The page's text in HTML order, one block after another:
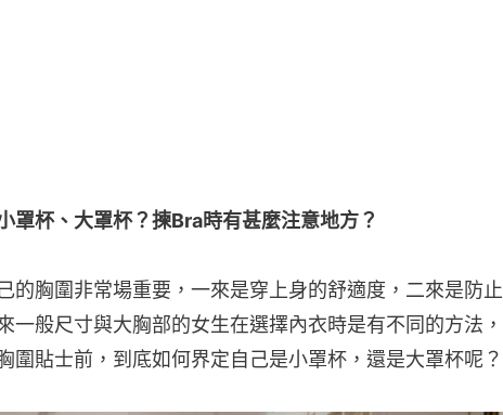
罩杯、大罩杯？揀Bra時有甚麼注意地方？
的胸圍非常場重要，一來是穿上身的舒適度，二來是防止
一般尺寸與大胸部的女生在選擇內衣時是有不同的方法，
圍貼士前，到底如何界定自己是小罩杯，還是大罩杯呢？